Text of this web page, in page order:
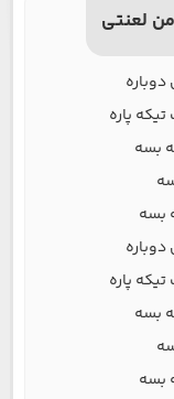
لعنتی
پاره
بسه
بسه
پاره
بسه
بسه